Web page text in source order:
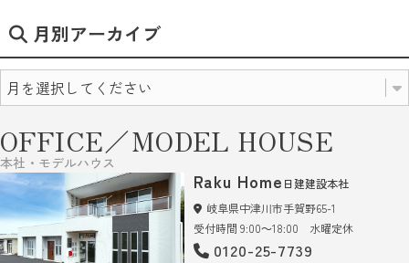
月別アーカイブ
OFFICE／MODEL HOUSE
本社・モデルハウス
Raku Home 日建建設本社
岐阜県中津川市手賀野65-1
受付時間 9:00～18:00 水曜定休
0120-25-7739